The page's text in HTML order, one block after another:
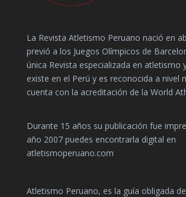
La Revista Atletismo Peruano nació en
previó a los Juegos Olímpicos de
única Revista especializada en atletismo
existe en el Perú y es reconocida a nivel
cuenta con la acreditación de la World
Durante 15 años su publicación fue
año 2007 puedes encontrarla digital en
atletismoperuano.com
Atletismo Peruano, es la guía obligada